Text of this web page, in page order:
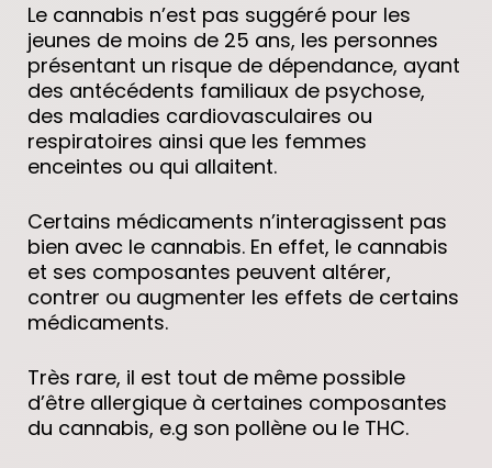
Le cannabis n’est pas suggéré pour les
jeunes de moins de 25 ans, les personnes
présentant un risque de dépendance, ayant
des antécédents familiaux de psychose,
des maladies cardiovasculaires ou
respiratoires ainsi que les femmes
enceintes ou qui allaitent.
Certains médicaments n’interagissent pas
bien avec le cannabis. En effet, le cannabis
et ses composantes peuvent altérer,
contrer ou augmenter les effets de certains
médicaments.
Très rare, il est tout de même possible
d’être allergique à certaines composantes
du cannabis, e.g son pollène ou le THC.